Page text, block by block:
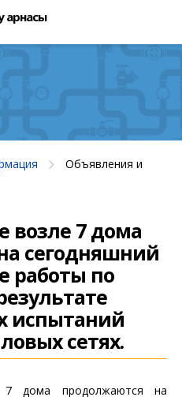
Объявления и
возле 7 дома
сегодняшний
работы по
испытаний
сетях.
дома продолжаются на
арнасы